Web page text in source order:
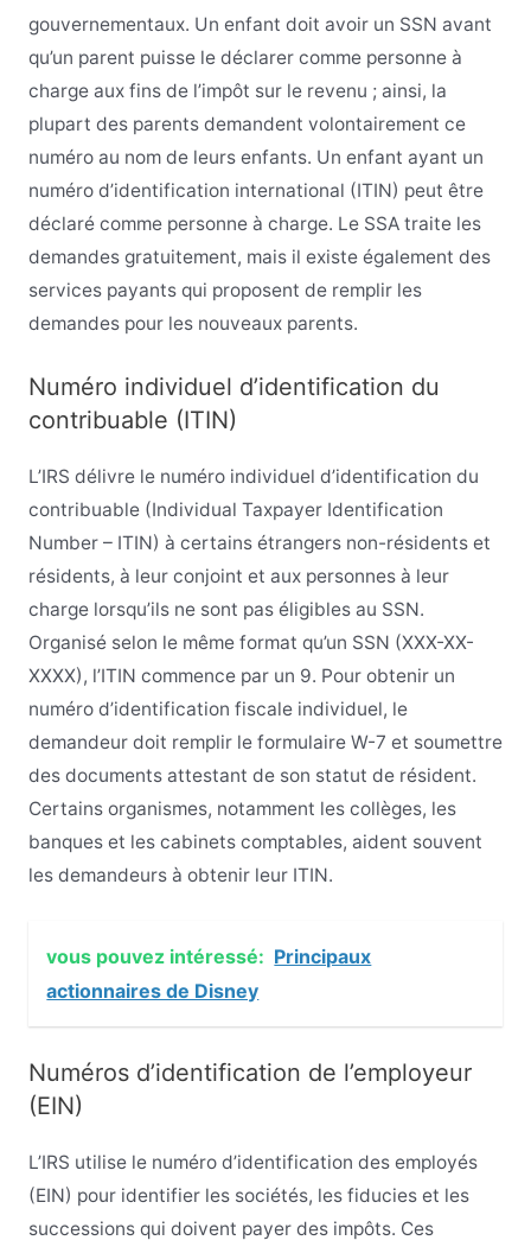
gouvernementaux. Un enfant doit avoir un SSN avant
qu’un parent puisse le déclarer comme personne à
charge aux fins de l’impôt sur le revenu ; ainsi, la
plupart des parents demandent volontairement ce
numéro au nom de leurs enfants. Un enfant ayant un
numéro d’identification international (ITIN) peut être
déclaré comme personne à charge. Le SSA traite les
demandes gratuitement, mais il existe également des
services payants qui proposent de remplir les
demandes pour les nouveaux parents.
Numéro individuel d’identification du
contribuable (ITIN)
L’IRS délivre le numéro individuel d’identification du
contribuable (Individual Taxpayer Identification
Number – ITIN) à certains étrangers non-résidents et
résidents, à leur conjoint et aux personnes à leur
charge lorsqu’ils ne sont pas éligibles au SSN.
Organisé selon le même format qu’un SSN (XXX-XX-
XXXX), l’ITIN commence par un 9. Pour obtenir un
numéro d’identification fiscale individuel, le
demandeur doit remplir le formulaire W-7 et soumettre
des documents attestant de son statut de résident.
Certains organismes, notamment les collèges, les
banques et les cabinets comptables, aident souvent
les demandeurs à obtenir leur ITIN.
vous pouvez intéressé: Principaux
actionnaires de Disney
Numéros d’identification de l’employeur
(EIN)
L’IRS utilise le numéro d’identification des employés
(EIN) pour identifier les sociétés, les fiducies et les
successions qui doivent payer des impôts. Ces